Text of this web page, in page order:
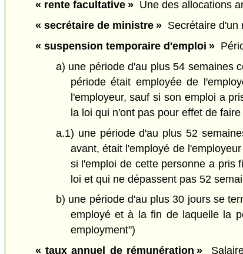
« rente facultative »Une des allocations
« secrétaire de ministre »Secrétaire d'un
« suspension temporaire d'emploi »
a) une période d'au plus 54 semaines
période était employée de
l'employeur, sauf si son emploi a
la loi qui n'ont pas pour effet de
a.1) une période d'au plus 52
avant, était l'employé de
si l'emploi de cette personne a pris
loi et qui ne dépassent pas 52
b) une période d'au plus 30 jours se
employé et à la fin de laquelle la
employment")
« taux annuel de rémunération »